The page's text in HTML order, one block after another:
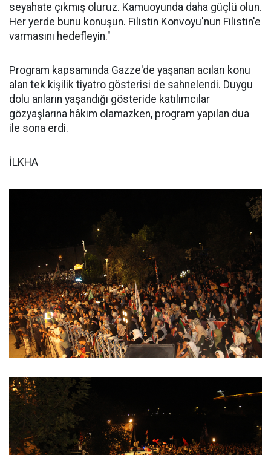
seyahate çıkmış oluruz. Kamuoyunda daha güçlü olun.
Her yerde bunu konuşun. Filistin Konvoyu'nun Filistin'e
varmasını hedefleyin."
Program kapsamında Gazze'de yaşanan acıları konu
alan tek kişilik tiyatro gösterisi de sahnelendi. Duygu
dolu anların yaşandığı gösteride katılımcılar
gözyaşlarına hâkim olamazken, program yapılan dua
ile sona erdi.
İLKHA